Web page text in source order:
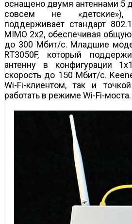
оснащено двумя антеннами 5
совсем не
поддерживает стандарт
MIMO 2x2, обеспечивая
до 300 Мбит/с. Младшие
RT3050F, который
антенну в конфигурации
скорость до 150 Мбит/с.
Wi-Fi-клиентом, так и
работать в режиме Wi-Fi-моста.